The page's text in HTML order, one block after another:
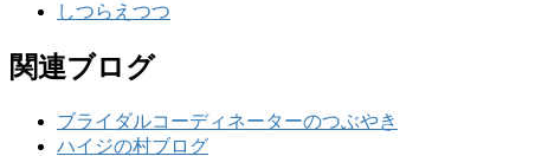
しつらえつつ
関連ブログ
ブライダルコーディネーターのつぶやき
ハイジの村ブログ